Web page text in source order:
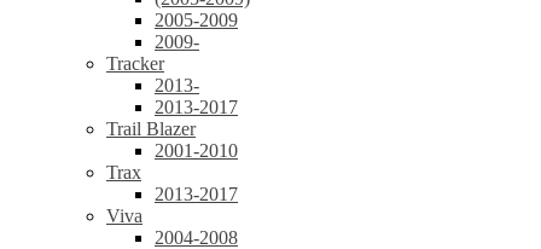
2005-2009
2009-
Tracker
2013-
2013-2017
Trail Blazer
2001-2010
Trax
2013-2017
Viva
2004-2008